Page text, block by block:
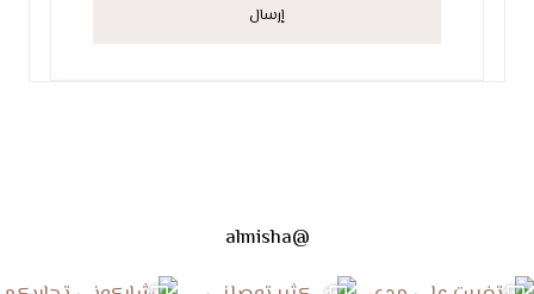
@almisha
رسائل خاصة واستشاركوني تجاربكم 💕